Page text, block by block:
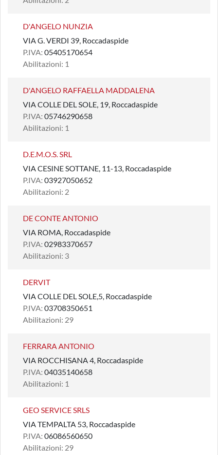
D'ANGELO NUNZIA
VIA G. VERDI 39, Roccadaspide
P.IVA: 05405170654
Abilitazioni: 1
D'ANGELO RAFFAELLA MADDALENA
VIA COLLE DEL SOLE, 19, Roccadaspide
P.IVA: 05746290658
Abilitazioni: 1
D.E.M.O.S. SRL
VIA CESINE SOTTANE, 11-13, Roccadaspide
P.IVA: 03927050652
Abilitazioni: 2
DE CONTE ANTONIO
VIA ROMA, Roccadaspide
P.IVA: 02983370657
Abilitazioni: 3
DERVIT
VIA COLLE DEL SOLE,5, Roccadaspide
P.IVA: 03708350651
Abilitazioni: 29
FERRARA ANTONIO
VIA ROCCHISANA 4, Roccadaspide
P.IVA: 04035140658
Abilitazioni: 1
GEO SERVICE SRLS
VIA TEMPALTA 53, Roccadaspide
P.IVA: 06086560650
Abilitazioni: 29